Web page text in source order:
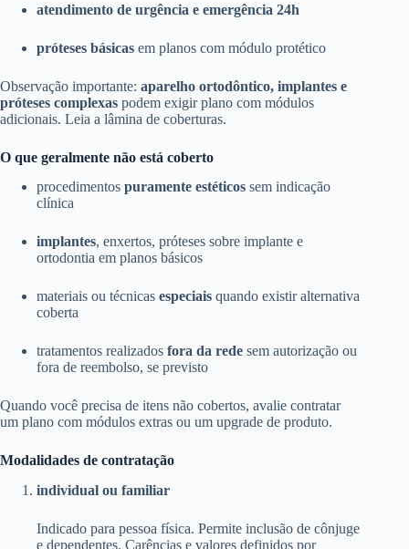
atendimento de urgência e emergência 24h
próteses básicas em planos com módulo protético
Observação importante: aparelho ortodôntico, implantes e
próteses complexas podem exigir plano com módulos
adicionais. Leia a lâmina de coberturas.
O que geralmente não está coberto
procedimentos puramente estéticos sem indicação
clínica
implantes, enxertos, próteses sobre implante e
ortodontia em planos básicos
materiais ou técnicas especiais quando existir alternativa
coberta
tratamentos realizados fora da rede sem autorização ou
fora de reembolso, se previsto
Quando você precisa de itens não cobertos, avalie contratar
um plano com módulos extras ou um upgrade de produto.
Modalidades de contratação
individual ou familiar
Indicado para pessoa física. Permite inclusão de cônjuge
e dependentes. Carências e valores definidos por